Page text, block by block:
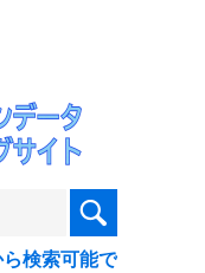
検索可能で